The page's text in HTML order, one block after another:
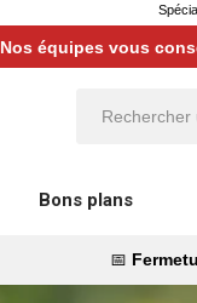
Nos équipes vous
Bons plans
📅